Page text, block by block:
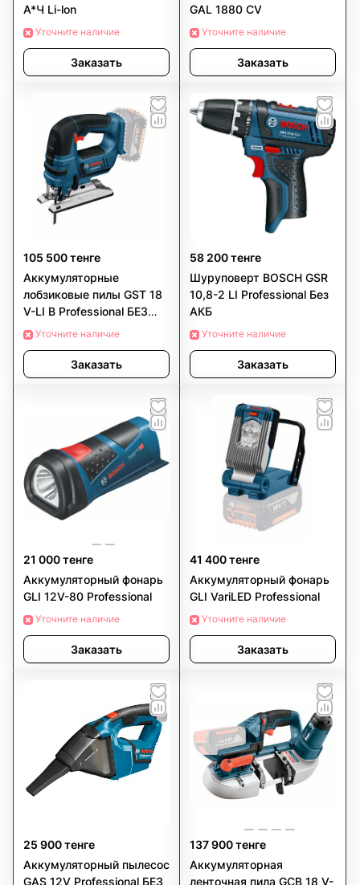
A*Ч Li-lon
Уточните наличие
Заказать
GAL 1880 CV
Уточните наличие
Заказать
105 500 тенге
Аккумуляторные
лобзиковые пилы GST 18
V-LI B Professional БЕЗ
АКБУточните наличие
Заказать
58 200 тенге
Шуруповерт BOSCH GSR
10,8-2 LI Professional Без
АКБ
Уточните наличие
Заказать
21 000 тенге
Аккумуляторный фонарь
GLI 12V-80 Professional
Уточните наличие
Заказать
41 400 тенге
Аккумуляторный фонарь
GLI VariLED Professional
Уточните наличие
Заказать
25 900 тенге
Аккумуляторный пылесос
GAS 12V Professional БЕЗ
137 900 тенге
Аккумуляторная
ленточная пила GCB 18 V-